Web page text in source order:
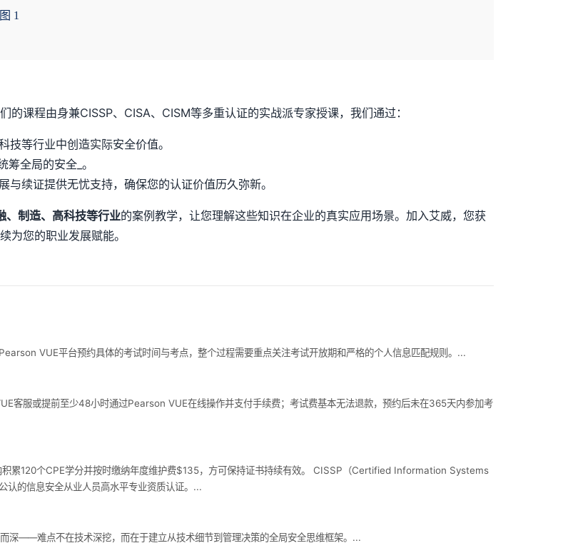
的课程由身兼CISSP、CISA、CISM等多重认证的实战派专家授课，我们通过：
技等行业中创造实际安全价值。
全局的安全_。
与续证提供无忧支持，确保您的认证价值历久弥新。
、制造、高科技等行业的案例教学，让您理解这些知识在企业的真实应用场景。加入艾威，您获
为您的职业发展赋能。
VUE平台预约具体的考试时间与考点，整个过程需要重点关注考试开放期和严格的个人信息匹配规则。...
客服或提前至少48小时通过Pearson VUE在线操作并支付手续费；考试费基本无法退款，预约后未在365天内参加考
累120个CPE学分并按时缴纳年度维护费$135，方可保持证书持续有效。 CISSP（Certified Information Systems
的信息安全从业人员高水平专业资质认证。...
深——难点不在技术深挖，而在于建立从技术细节到管理决策的全局安全思维框架。...